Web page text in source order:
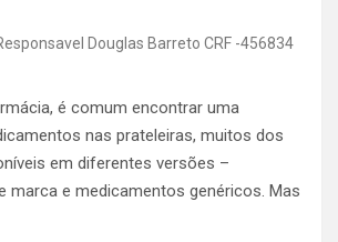
Douglas Barreto CRF -456834
é comum encontrar uma
nas prateleiras, muitos dos
em diferentes versões –
marca e medicamentos genéricos. Mas